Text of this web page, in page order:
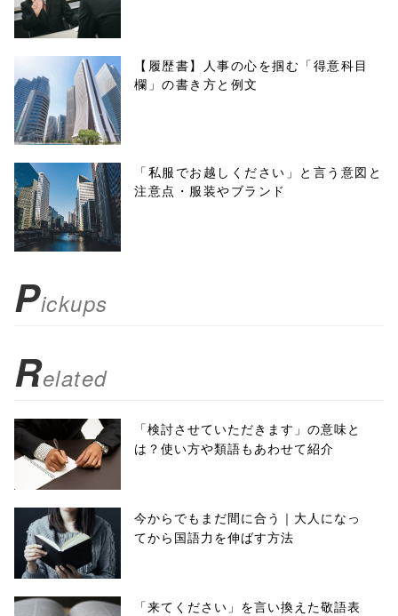
w.open(this.hre
f, 'Gwindow',
'width=550,
height=450,
menubar=no,
toolbar=no,
scrollbars=yes'
false;"> シェア
【履歴書】人事の心を掴む「得意科目
欄」の書き方と例文
「私服でお越しください」と言う意図と
注意点・服装やブランド
Pickups
Related
「検討させていただきます」の意味と
は？使い方や類語もあわせて紹介
今からでもまだ間に合う｜大人になっ
てから国語力を伸ばす方法
「来てください」を言い換えた敬語表